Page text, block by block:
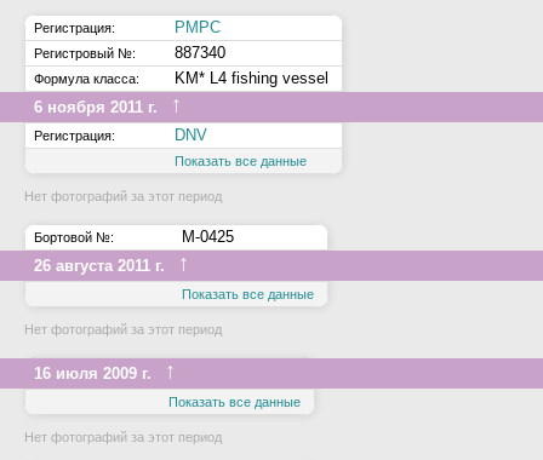
Регистрация: РМРС
Регистровый №: 887340
Формула класса:
KM* L4 fishing vessel
6 ноября 2011 г.
↑
Регистрация: DNV
Показать все данные
Нет фотографий за этот период
Бортовой №:
М-0425
26 августа 2011 г.
↑
Показать все данные
Нет фотографий за этот период
16 июля 2009 г. ↑
Показать все данные
Нет фотографий за этот период